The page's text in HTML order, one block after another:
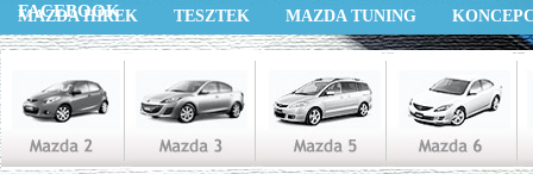
FACEBOOK
MAZDA HÍREK TESZTEK MAZDA TUNING